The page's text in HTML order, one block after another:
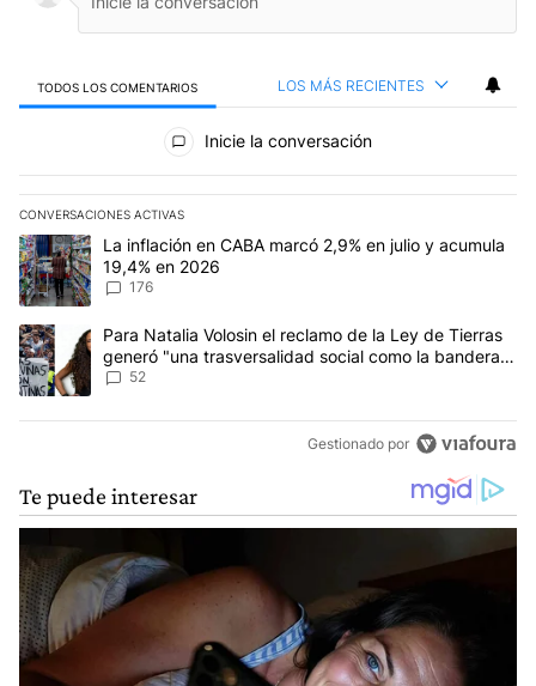
TODOS LOS COMENTARIOS LOS MÁS RECIENTES
Todos los comentarios
Inicie la conversación
CONVERSACIONES ACTIVAS
Este listado muestra los artículos con más comentarios en los
Un artículo de tendencia con el título "La inflación en CABA
La inflación en CABA marcó 2,9% en julio y acumula
19,4% en 2026
176
Un artículo de tendencia con el título "Para Natalia Volosin el
Para Natalia Volosin el reclamo de la Ley de Tierras
generó "una trasversalidad social como la bandera
de Malvinas"
52
Gestionado por